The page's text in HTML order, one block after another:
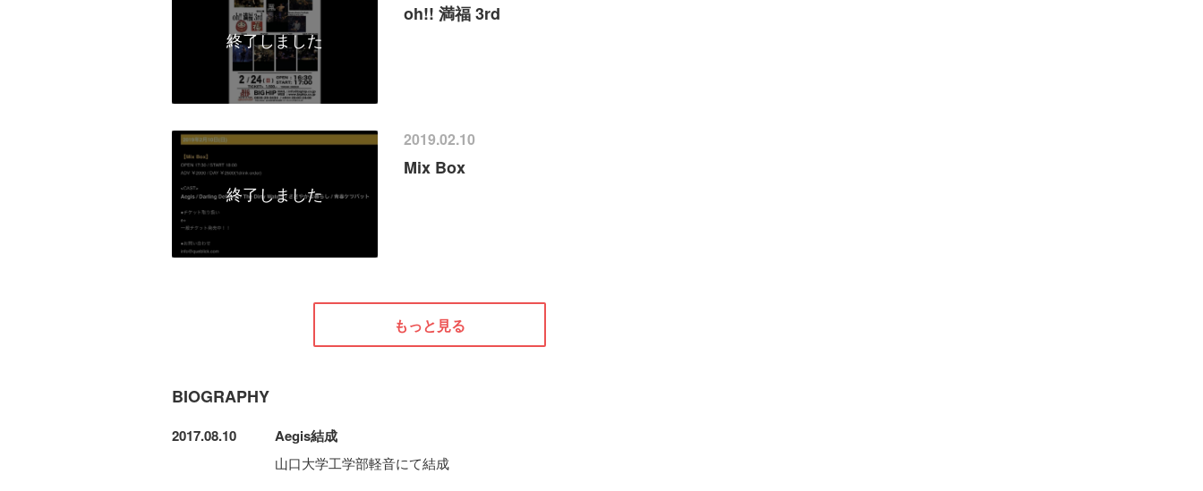
終了しました
oh!! 満福 3rd
終了しました
2019.02.10
Mix Box
もっと見る
BIOGRAPHY
2017.08.10 Aegis結成
山口大学工学部軽音にて結成